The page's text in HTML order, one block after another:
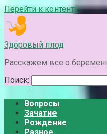
Перейти к контенту
Здоровый плод
Расскажем все о
Поиск:
Вопросы
Зачатие
Рождение